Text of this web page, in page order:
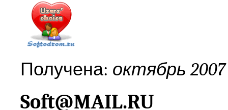
Получена: октябрь
Soft@MAIL.RU